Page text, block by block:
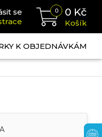
se
0 0 Kč
Košík
K OBJEDNÁVKÁM